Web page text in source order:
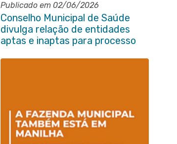
Publicado em 02/06/2026
Conselho Municipal de Saúde
divulga relação de entidades
aptas e inaptas para processo
2030